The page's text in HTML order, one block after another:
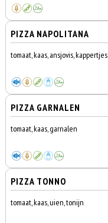
PIZZA NAPOLITANA
tomaat, kaas, ansjovis, kappertjes
PIZZA GARNALEN
tomaat, kaas, garnalen
PIZZA TONNO
tomaat, kaas, uien, tonijn